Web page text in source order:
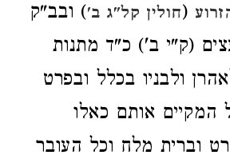
(חולין קל"ג ב') ובב"ק
(ק"י ב') כ"ד מתנות
ולבניו בכלל ובפרט
המקיים אותם כאלו
וברית מלח וכל העובר